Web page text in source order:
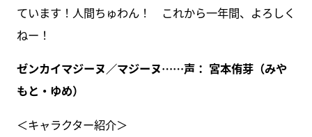
ています！人間ちゅわん！ これから一年間、よろしく
ねー！
ゼンカイマジーヌ／マジーヌ……声： 宮本侑芽（みや
もと・ゆめ）
＜キャラクター紹介＞